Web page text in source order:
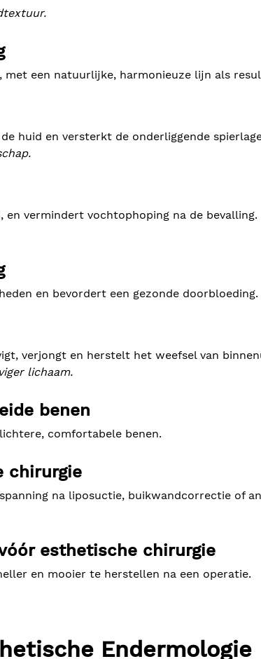
een natuurlijke, harmonieuze lijn als
huid en versterkt de onderliggende
vermindert vochtophoping na de bevalling.
en bevordert een gezonde doorbloeding.
verjongt en herstelt het weefsel van
lichaam.
benen
comfortabele benen.
chirurgie
na liposuctie, buikwandcorrectie of
esthetische chirurgie
en mooier te herstellen na een operatie.
Endermologie